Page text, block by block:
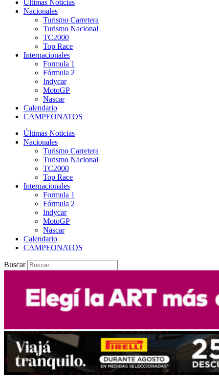
Últimas Noticias
Nacionales
Turismo Carretera
Turismo Nacional
TC2000
Top Race
Internacionales
Formula 1
Fórmula 2
Indycar
MotoGP
Nascar
Calendario
CAMPEONATOS
Últimas Noticias
Nacionales
Turismo Carretera
Turismo Nacional
TC2000
Top Race
Internacionales
Formula 1
Fórmula 2
Indycar
MotoGP
Nascar
Calendario
CAMPEONATOS
Buscar